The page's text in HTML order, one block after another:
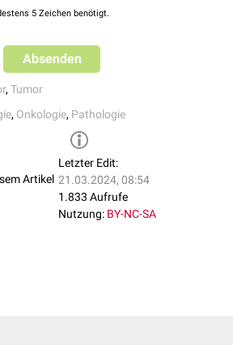
5 Zeichen benötigt.
Absenden
, Tumor
, Onkologie, Pathologie
Artikel
Letzter Edit:
21.03.2024, 08:54
1.833 Aufrufe
Nutzung: BY-NC-SA